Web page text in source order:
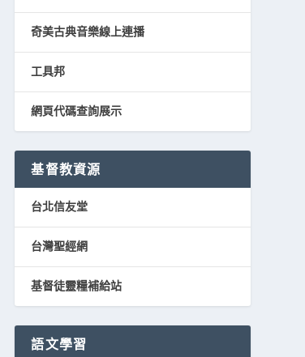
奇美古典音樂線上連播
工具邦
網頁代碼查詢展示
基督教資源
台北信友堂
台灣聖經網
基督徒靈糧補給站
語文學習